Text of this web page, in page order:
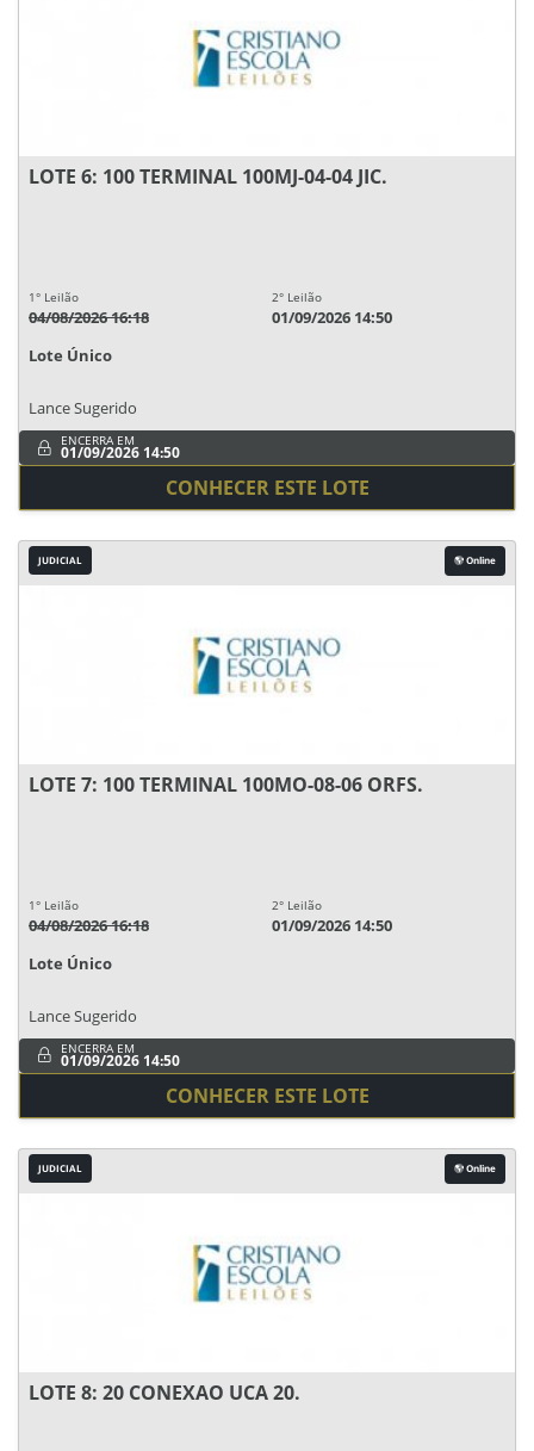
LOTE 6: 100 TERMINAL 100MJ-04-04 JIC.
1° Leilão
04/08/2026 16:18
2° Leilão
01/09/2026 14:50
Lote Único
Lance Sugerido
ENCERRA EM
01/09/2026 14:50
CONHECER ESTE LOTE
JUDICIAL Online
LOTE 7: 100 TERMINAL 100MO-08-06 ORFS.
1° Leilão
04/08/2026 16:18
2° Leilão
01/09/2026 14:50
Lote Único
Lance Sugerido
ENCERRA EM
01/09/2026 14:50
CONHECER ESTE LOTE
JUDICIAL Online
LOTE 8: 20 CONEXAO UCA 20.